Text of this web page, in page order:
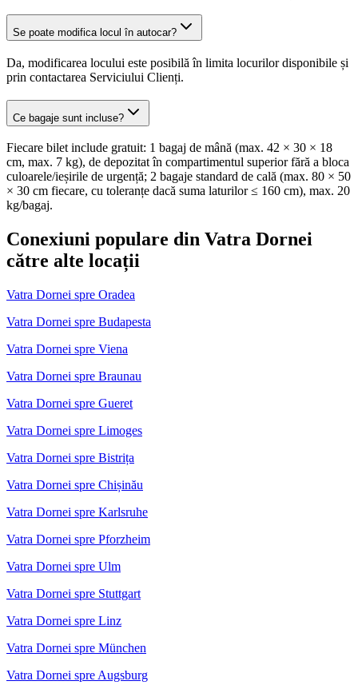
Se poate modifica locul în autocar?
Da, modificarea locului este posibilă în limita locurilor disponibile și
prin contactarea Serviciului Clienți.
Ce bagaje sunt incluse?
Fiecare bilet include gratuit: 1 bagaj de mână (max. 42 × 30 × 18
cm, max. 7 kg), de depozitat în compartimentul superior fără a bloca
culoarele/ieșirile de urgență; 2 bagaje standard de cală (max. 80 × 50
× 30 cm fiecare, cu toleranțe dacă suma laturilor ≤ 160 cm), max. 20
kg/bagaj.
Conexiuni populare din Vatra Dornei
către alte locații
Vatra Dornei spre Oradea
Vatra Dornei spre Budapesta
Vatra Dornei spre Viena
Vatra Dornei spre Braunau
Vatra Dornei spre Gueret
Vatra Dornei spre Limoges
Vatra Dornei spre Bistrița
Vatra Dornei spre Chișinău
Vatra Dornei spre Karlsruhe
Vatra Dornei spre Pforzheim
Vatra Dornei spre Ulm
Vatra Dornei spre Stuttgart
Vatra Dornei spre Linz
Vatra Dornei spre München
Vatra Dornei spre Augsburg